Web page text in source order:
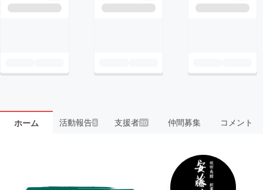
ホーム 活動報告5 支援者 20 仲間募集 コメント